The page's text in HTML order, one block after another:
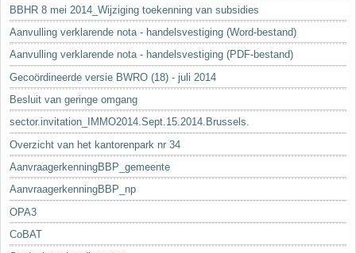
BBHR 8 mei 2014_Wijziging toekenning van subsidies
Aanvulling verklarende nota - handelsvestiging (Word-bestand)
Aanvulling verklarende nota - handelsvestiging (PDF-bestand)
Gecoördineerde versie BWRO (18) - juli 2014
Besluit van geringe omgang
sector.invitation_IMMO2014.Sept.15.2014.Brussels.
Overzicht van het kantorenpark nr 34
AanvraagerkenningBBP_gemeente
AanvraagerkenningBBP_np
OPA3
CoBAT